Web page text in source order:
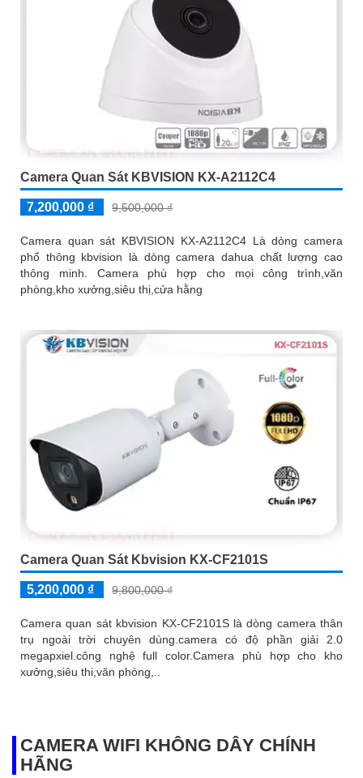
Camera Quan Sát KBVISION KX-A2112C4
7,200,000 ₫ 9,500,000 ₫
Camera quan sát KBVISION KX-A2112C4 Là dòng camera
phổ thông kbvision là dòng camera dahua chất lượng cao
thông minh. Camera phù hợp cho mọi công trình,văn
phòng,kho xưởng,siêu thị,cửa hằng
Camera Quan Sát Kbvision KX-CF2101S
5,200,000 ₫ 9,800,000 ₫
Camera quan sát kbvision KX-CF2101S là dòng camera thân
trụ ngoài trời chuyên dùng.camera có độ phần giải 2.0
megapxiel.công nghệ full color.Camera phù hợp cho kho
xưởng,siêu thi,văn phòng,..
CAMERA WIFI KHÔNG DÂY CHÍNH
HÃNG